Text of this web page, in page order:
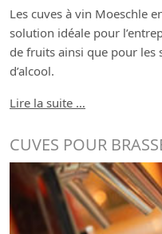
Les cuves à vin Moeschle
solution idéale pour
de fruits ainsi que pour
d’alcool.
Lire la suite …
CUVES POUR